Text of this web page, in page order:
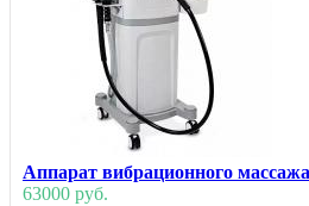
Аппарат вибрационного
63000 руб.